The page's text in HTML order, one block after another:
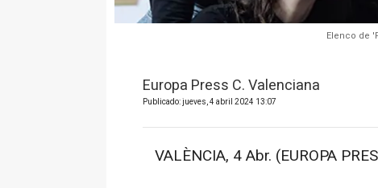
Elenco de
Europa Press C. Valenciana
Publicado: jueves, 4 abril 2024 13:07
VALÈNCIA, 4 Abr. (EUROPA